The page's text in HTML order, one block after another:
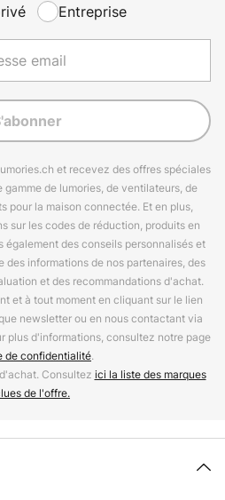
Entreprise
et recevez des offres spéciales
de lumories, de ventilateurs, de
pour la maison connectée. Et en plus,
sur les codes de réduction, produits en
également des conseils personnalisés et
des informations de nos partenaires, des
et des recommandations d'achat.
et à tout moment en cliquant sur le lien
newsletter ou en nous contactant via
plus d'informations, consultez notre page
de confidentialité.
Consultez ici la liste des marques
de l'offre.